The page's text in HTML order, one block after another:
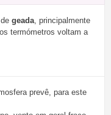
geada , principalmente
termómetros voltam a
prevê, para este